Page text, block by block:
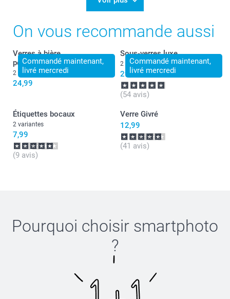
On vous recommande aussi
Commandé maintenant,
livré mercredi
Verres à bière
personnalisés
2 variantes
24,99
Commandé maintenant,
livré mercredi
Sous-verres luxe
2 variantes
29,99
(54 avis)
Étiquettes bocaux
2 variantes
7,99
(9 avis)
Verre Givré
12,99
(41 avis)
Pourquoi choisir smartphoto
?